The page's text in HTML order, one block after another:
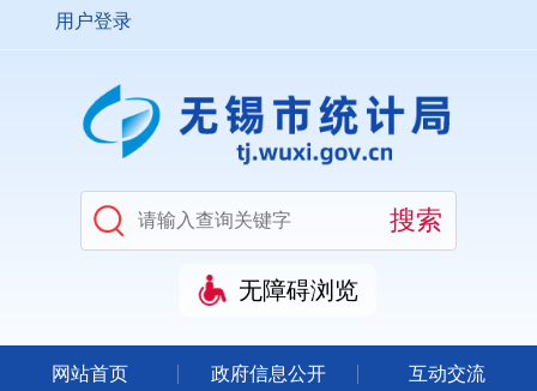
用户登录
无障碍浏览
网站首页 政府信息公开
互动交流